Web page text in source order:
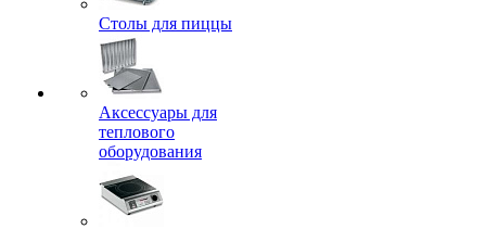
Столы для пиццы
Аксессуары для
теплового
оборудования